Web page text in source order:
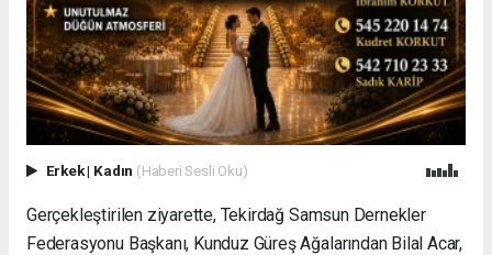
Erkek| Kadın (Haberi Sesli Oku)
Gerçekleştirilen ziyarette, Tekirdağ Samsun Dernekler
Federasyonu Başkanı, Kunduz Güreş Ağalarından Bilal Acar,